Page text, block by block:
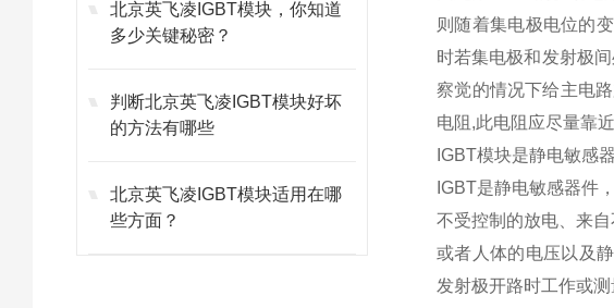
北京英飞凌IGBT模块，你知道
多少关键秘密？
判断北京英飞凌IGBT模块好坏
的方法有哪些
北京英飞凌IGBT模块适用在哪
些方面？
则随着集电极电位的
时若集电极和发射极
察觉的情况下给主电
电阻,此电阻应尽量靠
IGBT模块是静电敏感
IGBT是静电敏感器件
不受控制的放电、来
或者人体的电压以及
发射极开路时工作或